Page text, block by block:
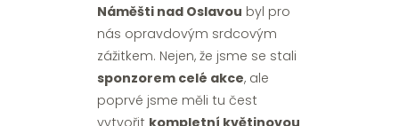
Náměšti nad Oslavou byl pro
nás opravdovým srdcovým
zážitkem. Nejen, že jsme se stali
sponzorem celé akce, ale
poprvé jsme měli tu čest